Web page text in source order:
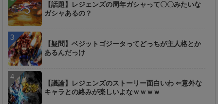
【話題】レジェンズの周年ガシャって〇〇みたいな
ガシャあるの？
【疑問】ベジットゴジータってどっちが主人格とか
あるんだっけ
【議論】レジェンズのストーリー面白いわ ⇐意外な
キャラとの絡みが楽しいよなｗｗｗｗ